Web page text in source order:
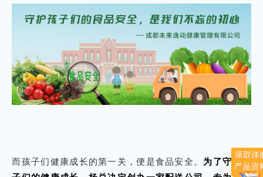
而孩子们健康成长的第一关，便是食品安全。 为了守护孩